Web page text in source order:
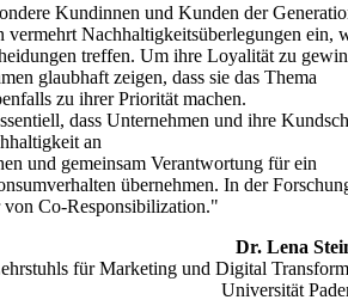
Kundinnen und Kunden der
vermehrt Nachhaltigkeitsüberlegungen ein,
treffen. Um ihre Loyalität zu
glaubhaft zeigen, dass sie das Thema
zu ihrer Priorität machen.
dass Unternehmen und ihre
an
und gemeinsam Verantwortung für ein
übernehmen. In der
von Co-Responsibilization."
Dr. Lena
für Marketing und Digital
Universität